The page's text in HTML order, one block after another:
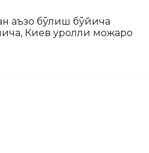
аъзо бўлиш бўйича
Киев қуролли можаро